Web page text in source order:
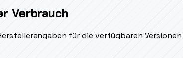
Verbrauch
für die verfügbaren Versionen